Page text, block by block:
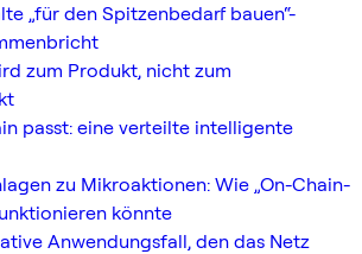
„für den Spitzenbedarf bauen“-
zum Produkt, nicht zum
passt: eine verteilte intelligente
zu Mikroaktionen: Wie „On-Chain-
könnte
Anwendungsfall, den das Netz